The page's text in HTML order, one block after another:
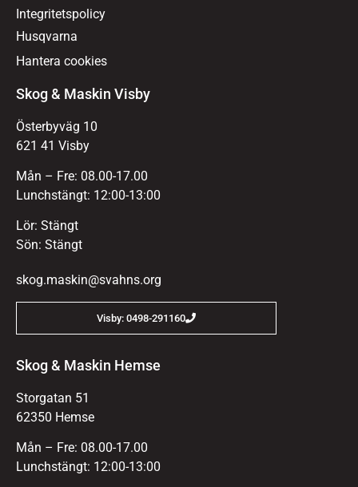
Integritetspolicy
Husqvarna
Hantera cookies
Skog & Maskin Visby
Österbyväg 10
621 41 Visby
Mån – Fre: 08.00-17.00
Lunchstängt: 12:00-13:00
Lör: Stängt
Sön: Stängt
skog.maskin@svahns.org
Visby: 0498-291160
Skog & Maskin Hemse
Storgatan 51
62350 Hemse
Mån – Fre: 08.00-17.00
Lunchstängt: 12:00-13:00